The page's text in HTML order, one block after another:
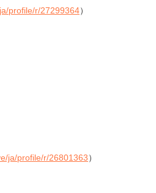
profile/r/27299364）
ja/profile/r/26801363）